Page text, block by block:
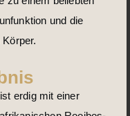
und die
erdig mit einer